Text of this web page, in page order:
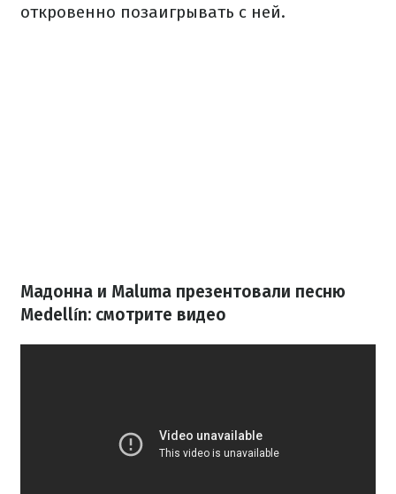
откровенно позаигрывать с ней.
Мадонна и Maluma презентовали песню
Medellín: смотрите видео